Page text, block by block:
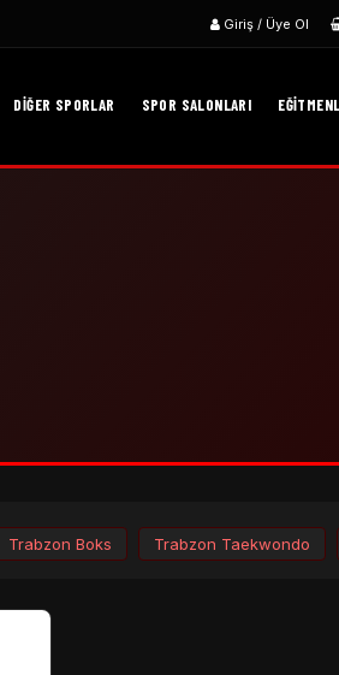
Giriş / Üye Ol
DIĞER SPORLAR SPOR SALONLARI
Trabzon Boks Trabzon Taekwondo